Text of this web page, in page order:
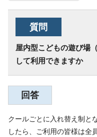
質問
屋内型こどもの遊び場
して利用できますか
回答
クールごとに入れ替え制と
したら、ご利用の皆様は全